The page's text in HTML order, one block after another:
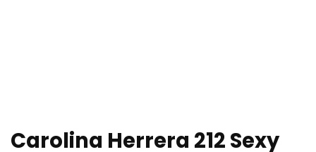
Carolina Herrera 212 Sexy